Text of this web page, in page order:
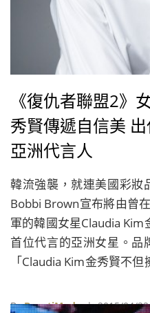
《復仇者聯盟2》
秀賢傳遞自信美
亞洲代言人
韓流強襲，就連美國彩妝
Bobbi Brown宣布將由曾
軍的韓國女星Claudia
首位代言的亞洲女星。品
「Claudia Kim金秀賢不
我光彩的哲學理念。」
ByBeautiMode| 2015/04/22